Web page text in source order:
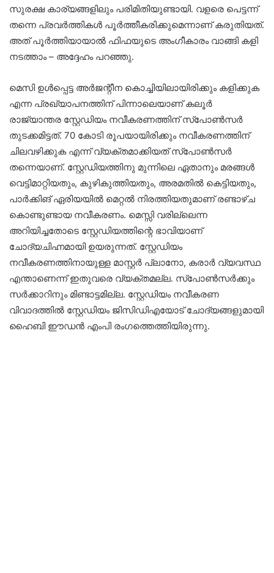
സുരക്ഷ കാര്യങ്ങളിലും പരിമിതിയുണ്ടായി. വളരെ പെട്ടന്ന്
തന്നെ പ്രവര്‍ത്തികള്‍ പൂര്‍ത്തീകരിക്കുമെന്നാണ് കരുതിയത്.
അത് പൂര്‍ത്തിയായാല്‍ ഫിഫയുടെ അംഗീകാരം വാങ്ങി കളി
നടത്താം – അദ്ദേഹം പറഞ്ഞു.
മെസി ഉള്‍പ്പെട്ട അര്‍ജന്റീന കൊച്ചിയിലായിരിക്കും കളിക്കുക
എന്ന പ്രഖ്യാപനത്തിന് പിന്നാലെയാണ് കലൂര്‍
രാജ്യാന്തര സ്റ്റേഡിയം നവീകരണത്തിന് സ്‌പോണ്‍സര്‍
തുടക്കമിട്ടത്. 70 കോടി രൂപയായിരിക്കും നവീകരണത്തിന്
ചിലവഴിക്കുക എന്ന് വ്യക്തമാക്കിയത് സ്‌പോണ്‍സര്‍
തന്നെയാണ്. സ്റ്റേഡിയത്തിനു മുന്നിലെ ഏതാനും മരങ്ങള്‍
വെട്ടിമാറ്റിയതും, കുഴികുത്തിയതും, അരമതില്‍ കെട്ടിയതും,
പാര്‍ക്കിങ് ഏരിയയില്‍ മെറ്റല്‍ നിരത്തിയതുമാണ് രണ്ടാഴ്ച
കൊണ്ടുണ്ടായ നവീകരണം. മെസ്സി വരില്ലെന്ന
അറിയിച്ചതോടെ സ്റ്റേഡിയത്തിന്റെ ഭാവിയാണ്
ചോദ്യചിഹ്നമായി ഉയരുന്നത്. സ്റ്റേഡിയം
നവീകരണത്തിനായുള്ള മാസ്റ്റര്‍ പ്ലാനോ, കരാര്‍ വ്യവസ്ഥ
എന്താണെന്ന് ഇതുവരെ വ്യക്തമല്ല. സ്‌പോണ്‍സര്‍ക്കും
സര്‍ക്കാറിനും മിണ്ടാട്ടമില്ല. സ്റ്റേഡിയം നവീകരണ
വിവാദത്തില്‍ സ്റ്റേഡിയം ജിസിഡിഎയോട് ചോദ്യങ്ങളുമായി
ഹൈബി ഈഡന്‍ എംപി രംഗത്തെത്തിയിരുന്നു.